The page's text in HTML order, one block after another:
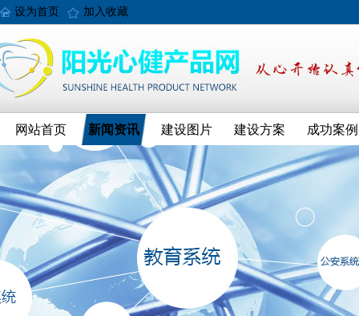
设为首页 加入收藏
网站首页 新闻资讯 建设图片 建设方案 成功案例